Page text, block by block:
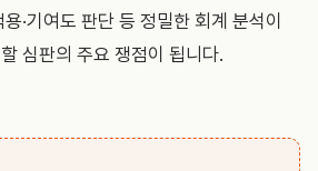
·기여도 판단 등 정밀한 회계 분석이
심판의 주요 쟁점이 됩니다.